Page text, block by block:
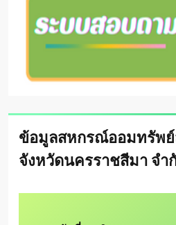
ข้อมูลสหกรณ์ออมทรัพ
จังหวัดนครราชสีมา จำ